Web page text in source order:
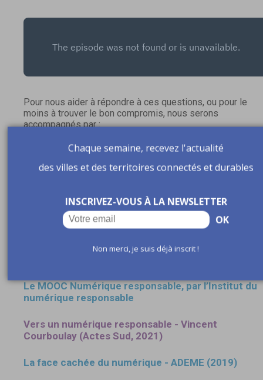
Pour nous aider à répondre à ces questions, ou pour le
moins à trouver le bon compromis, nous serons
accompagnés par :
Rochelle et membre de l’Institut du numérique
ingénieur Energie – Effet de Serre à la
direction régionale Normandie de l’ADEME (Agence de la
Espelia, cabinet spécialisé dans la performance des
services publics
Le MOOC Numérique responsable, par l’Institut du
numérique responsable
Vers un numérique responsable - Vincent
Courboulay (Actes Sud, 2021)
La face cachée du numérique - ADEME (2019)
Chaque semaine, recevez l'actualité
des villes et des territoires connectés et durables
INSCRIVEZ-VOUS À LA NEWSLETTER
OK
Non merci, je suis déjà inscrit !